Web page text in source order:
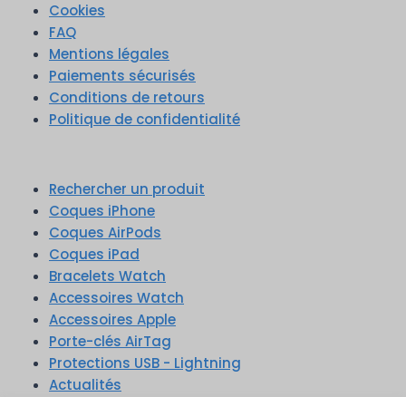
Cookies
FAQ
Mentions légales
Paiements sécurisés
Conditions de retours
Politique de confidentialité
Rechercher un produit
Coques iPhone
Coques AirPods
Coques iPad
Bracelets Watch
Accessoires Watch
Accessoires Apple
Porte-clés AirTag
Protections USB - Lightning
Actualités